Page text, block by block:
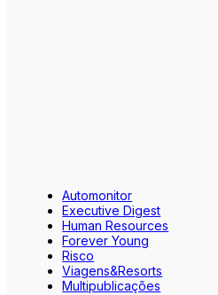
Automonitor
Executive Digest
Human Resources
Forever Young
Risco
Viagens&Resorts
Multipublicações